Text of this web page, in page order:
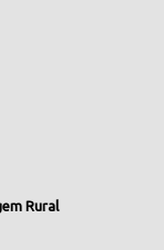
Rural